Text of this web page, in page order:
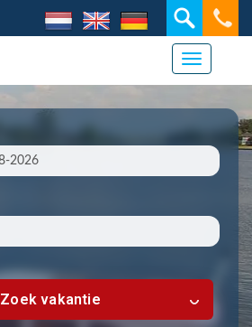
Zoek vakantie